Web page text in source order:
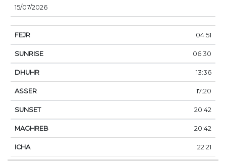
15/07/2026
04:51
06:30
13:36
17:20
20:42
20:42
22:21